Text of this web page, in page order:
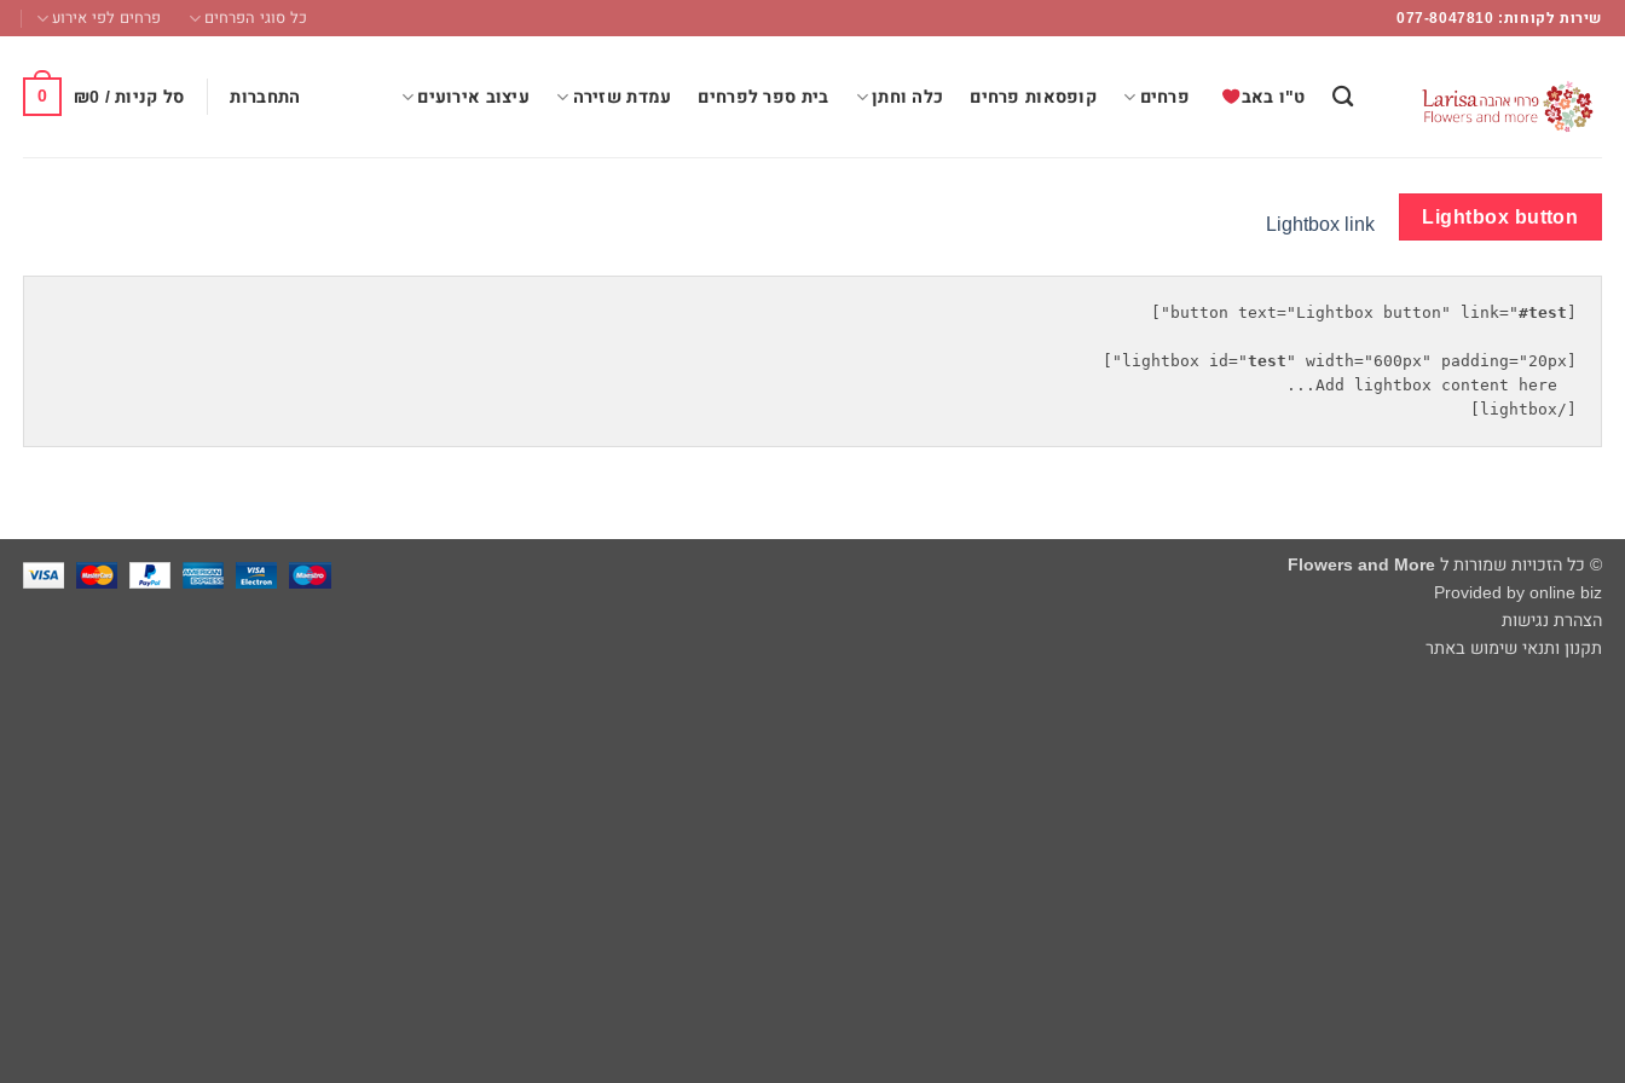
Shortcode
–
Flowers
Skipשירות לקוחות: 077-8047810 כל סוגי הפרחים פרחים לפי אירוע
ט"ו באב פרחים קופסאות פרחים כלה וחתן בית ספר לפרחים עמדת שזירה עיצוב אירועים התחברות סל קניות / ₪0
0
Lightbox button
Lightbox link
[button text="Lightbox button" link="
#test
[lightbox id="
test
[/lightbox]
© כל הזכויות שמורות ל Flowers and More
Provided by online biz
הצהרת נגישות
תקנון ותנאי שימוש באתר